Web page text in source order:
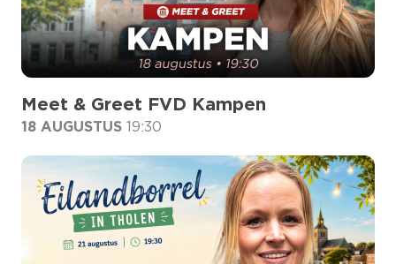
Meet & Greet FVD Kampen
18 AUGUSTUS 19:30